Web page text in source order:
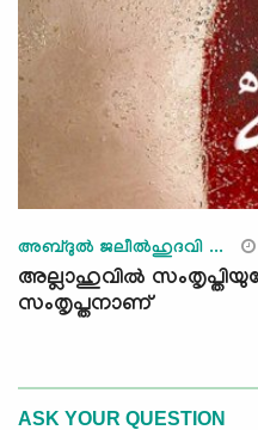
അബ്ദുല്‍ ജലീല്‍ഹുദവി ...
അല്ലാഹുവിൽ
സംതൃപ്തനാണ്
ASK YOUR QUESTION